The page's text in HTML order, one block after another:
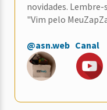
novidades.
"Vim pelo
@asn.web Canal